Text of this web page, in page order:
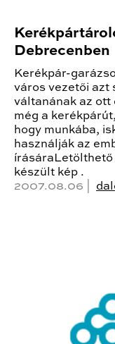
Debrecenben
Kerékpár-
város vezetői azt
váltanának az ott
még a
hogy munkába,
használják az
írásáraLetölthető
készült kép .
2007.08.06 |